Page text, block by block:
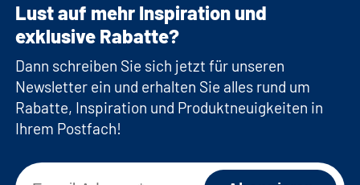
Lust auf mehr Inspiration und
exklusive Rabatte?
Dann schreiben Sie sich jetzt für unseren
Newsletter ein und erhalten Sie alles rund um
Rabatte, Inspiration und Produktneuigkeiten in
Ihrem Postfach!